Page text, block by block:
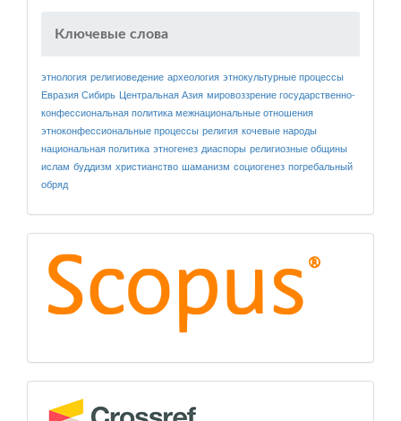
Ключевые слова
этнология религиоведение археология этнокультурные процессы
ЕвразияСибирь Центральная Азия мировоззрениегосударственно-
конфессиональная политикамежнациональные отношения
этноконфессиональные процессы религия кочевые народы
национальная политика этногенез диаспоры религиозные общины
ислам буддизм христианство шаманизм социогенез погребальный
обряд